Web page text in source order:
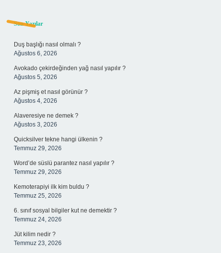
Sidebar
Son Yazılar
Duş başlığı nasıl olmalı ?
Ağustos 6, 2026
Avokado çekirdeğinden yağ nasıl yapılır ?
Ağustos 5, 2026
Az pişmiş et nasıl görünür ?
Ağustos 4, 2026
Alaveresiye ne demek ?
Ağustos 3, 2026
Quicksilver tekne hangi ülkenin ?
Temmuz 29, 2026
Word’de süslü parantez nasıl yapılır ?
Temmuz 29, 2026
Kemoterapiyi ilk kim buldu ?
Temmuz 25, 2026
6. sınıf sosyal bilgiler kut ne demektir ?
Temmuz 24, 2026
Jüt kilim nedir ?
Temmuz 23, 2026